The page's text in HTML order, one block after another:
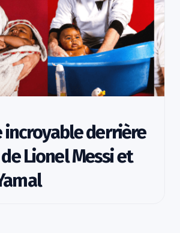
incroyable derrière
Lionel Messi et